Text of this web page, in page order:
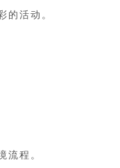
的活动。
流程。